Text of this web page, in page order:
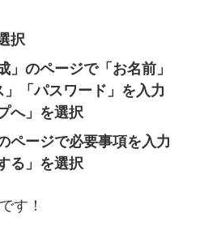
択
」のページで「お名前」
」「パスワード」を入力
へ」を選択
ページで必要事項を入力
る」を選択
す！